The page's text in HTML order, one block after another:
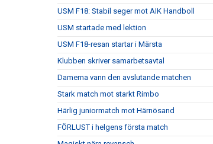
USM F18: Stabil seger mot AIK Handboll
USM startade med lektion
USM F18-resan startar i Märsta
Klubben skriver samarbetsavtal
Damerna vann den avslutande matchen
Stark match mot starkt Rimbo
Härlig juniormatch mot Härnösand
FÖRLUST i helgens första match